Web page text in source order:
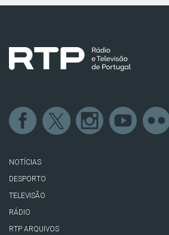
NOTÍCIAS
DESPORTO
TELEVISÃO
RÁDIO
RTP ARQUIVOS